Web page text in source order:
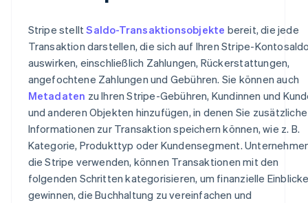
Stripe stelltSaldo-Transaktionsobjekte bereit, die jede
Transaktion darstellen, die sich auf Ihren Stripe-
auswirken, einschließlich Zahlungen, Rückerstattungen,
angefochtene Zahlungen und Gebühren. Sie können auch
Metadaten zu Ihren Stripe-Gebühren, Kundinnen und
und anderen Objekten hinzufügen, in denen Sie zusätzliche
Informationen zur Transaktion speichern können, wie z. B.
Kategorie, Produkttyp oder Kundensegment.
die Stripe verwenden, können Transaktionen mit den
folgenden Schritten kategorisieren, um finanzielle
gewinnen, die Buchhaltung zu vereinfachen und